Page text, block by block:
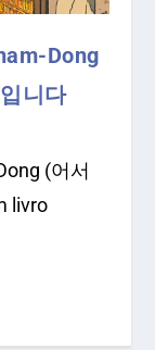
Dong
니다
(어서
livro